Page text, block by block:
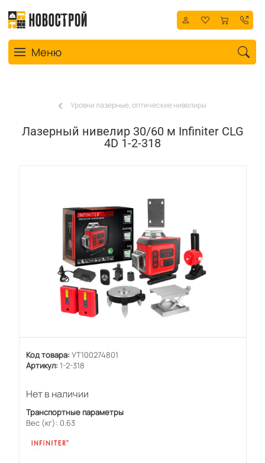
Toggle navigation
Меню
Уровни лазерные, оптические нивелиры
Лазерный нивелир 30/60 м Infiniter CLG
4D 1-2-318
Код товара: УТ100274801
Артикул: 1-2-318
Нет в наличии
Транспортные параметры
Вес (кг): 0.63